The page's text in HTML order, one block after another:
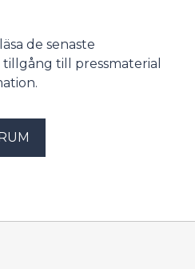
invasiva metoder, såsom
de senaste
till pressmaterial